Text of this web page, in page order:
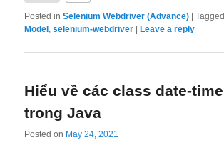
Posted in Selenium Webdriver (Advance) |Tagged
Model ,selenium-webdriver Leave a reply
Hiểu về các class date-time
trong Java
Posted on May 24, 2021